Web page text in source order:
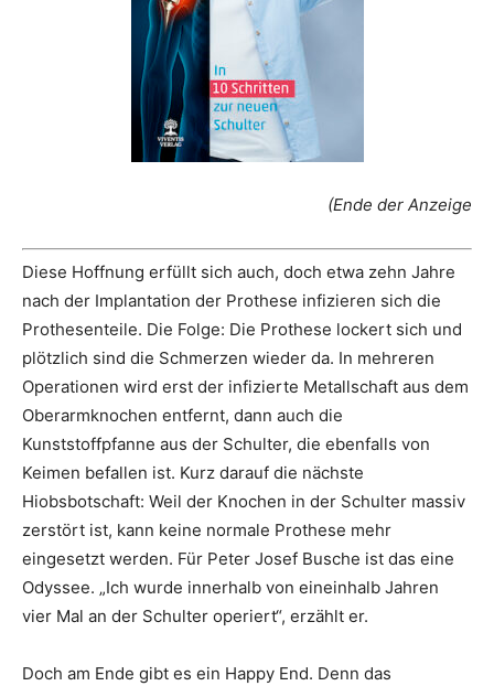
(Ende der Anzeige
Diese Hoffnung erfüllt sich auch, doch etwa zehn Jahre
nach der Implantation der Prothese infizieren sich die
Prothesenteile. Die Folge: Die Prothese lockert sich und
plötzlich sind die Schmerzen wieder da. In mehreren
Operationen wird erst der infizierte Metallschaft aus dem
Oberarmknochen entfernt, dann auch die
Kunststoffpfanne aus der Schulter, die ebenfalls von
Keimen befallen ist. Kurz darauf die nächste
Hiobsbotschaft: Weil der Knochen in der Schulter massiv
zerstört ist, kann keine normale Prothese mehr
eingesetzt werden. Für Peter Josef Busche ist das eine
Odyssee. „Ich wurde innerhalb von eineinhalb Jahren
vier Mal an der Schulter operiert“, erzählt er.
Doch am Ende gibt es ein Happy End. Denn das